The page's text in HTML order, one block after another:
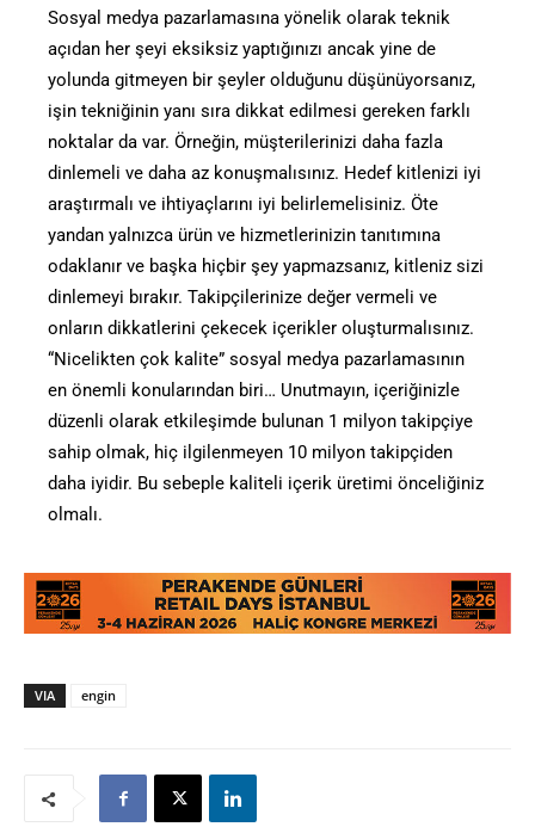
Sosyal medya pazarlamasına yönelik olarak teknik
açıdan her şeyi eksiksiz yaptığınızı ancak yine de
yolunda gitmeyen bir şeyler olduğunu düşünüyorsanız,
işin tekniğinin yanı sıra dikkat edilmesi gereken farklı
noktalar da var. Örneğin, müşterilerinizi daha fazla
dinlemeli ve daha az konuşmalısınız. Hedef kitlenizi iyi
araştırmalı ve ihtiyaçlarını iyi belirlemelisiniz. Öte
yandan yalnızca ürün ve hizmetlerinizin tanıtımına
odaklanır ve başka hiçbir şey yapmazsanız, kitleniz sizi
dinlemeyi bırakır. Takipçilerinize değer vermeli ve
onların dikkatlerini çekecek içerikler oluşturmalısınız.
“Nicelikten çok kalite” sosyal medya pazarlamasının
en önemli konularından biri… Unutmayın, içeriğinizle
düzenli olarak etkileşimde bulunan 1 milyon takipçiye
sahip olmak, hiç ilgilenmeyen 10 milyon takipçiden
daha iyidir. Bu sebeple kaliteli içerik üretimi önceliğiniz
olmalı.
VIA engin